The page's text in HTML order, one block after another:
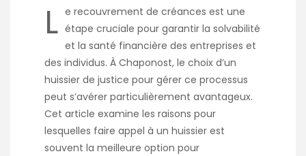
L e recouvrement de créances est une
étape cruciale pour garantir la solvabilité
et la santé financière des entreprises et
des individus. À Chaponost, le choix d’un
huissier de justice pour gérer ce processus
peut s’avérer particulièrement avantageux.
Cet article examine les raisons pour
lesquelles faire appel à un huissier est
souvent la meilleure option pour